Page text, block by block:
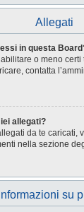
Allegati
in questa
o meno
contatta
allegati?
da te caricati,
nella sezione
Informazioni su